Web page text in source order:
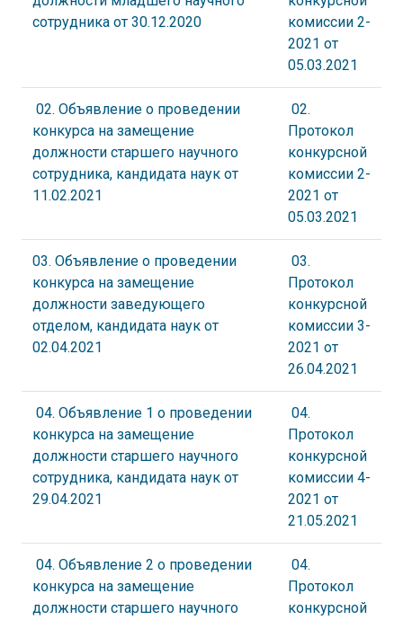
сотрудника от 30.12.2020
комиссии 2-
2021 от
05.03.2021
02. Объявление о проведении
конкурса на замещение
должности старшего научного
сотрудника, кандидата наук от
11.02.2021
02.
Протокол
конкурсной
комиссии 2-
2021 от
05.03.2021
03. Объявление о проведении
конкурса на замещение
должности заведующего
отделом, кандидата наук от
02.04.2021
03.
Протокол
конкурсной
комиссии 3-
2021 от
26.04.2021
04. Объявление 1 о проведении
конкурса на замещение
должности старшего научного
сотрудника, кандидата наук от
29.04.2021
04.
Протокол
конкурсной
комиссии 4-
2021 от
21.05.2021
04. Объявление 2 о проведении
конкурса на замещение
должности старшего научного
04.
Протокол
конкурсной